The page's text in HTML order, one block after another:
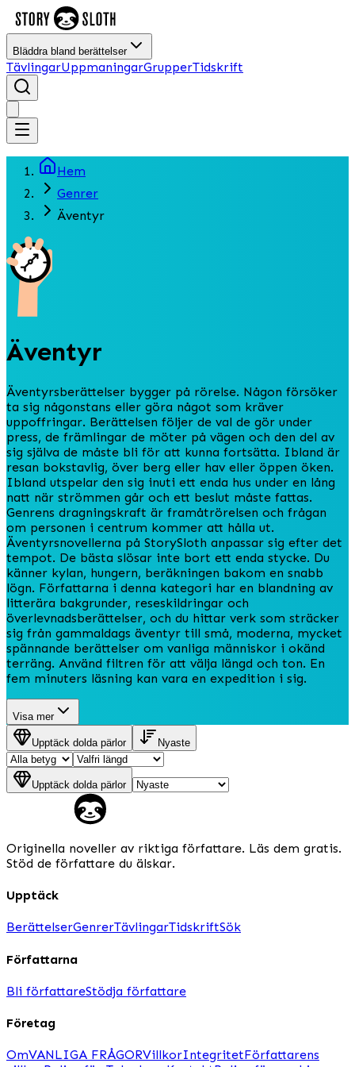
Bläddra bland berättelser
TävlingarUppmaningarGrupperTidskrift
Hem
Genrer
Äventyr
Äventyr
Äventyrsberättelser bygger på rörelse. Någon försöker
ta sig någonstans eller göra något som kräver
uppoffringar. Berättelsen följer de val de gör under
press, de främlingar de möter på vägen och den del av
sig själva de måste bli för att kunna fortsätta. Ibland är
resan bokstavlig, över berg eller hav eller öppen öken.
Ibland utspelar den sig inuti ett enda hus under en lång
natt när strömmen går och ett beslut måste fattas.
Genrens dragningskraft är framåtrörelsen och frågan
om personen i centrum kommer att hålla ut.
Äventyrsnovellerna på StorySloth anpassar sig efter det
tempot. De bästa slösar inte bort ett enda stycke. Du
känner kylan, hungern, beräkningen bakom en snabb
lögn. Författarna i denna kategori har en blandning av
litterära bakgrunder, reseskildringar och
överlevnadsberättelser, och du hittar verk som sträcker
sig från gammaldags äventyr till små, moderna, mycket
spännande berättelser om vanliga människor i okänd
terräng. Använd filtren för att välja längd och ton. En
fem minuters läsning kan vara en expedition i sig.
Visa mer
Upptäck dolda pärlor Nyaste
Upptäck dolda pärlor
Originella noveller av riktiga författare. Läs dem gratis.
Stöd de författare du älskar.
Upptäck
BerättelserGenrerTävlingarTidskriftSök
Författarna
Bli författareStödja författare
Företag
OmVANLIGA FRÅGORVillkorIntegritetFörfattarens